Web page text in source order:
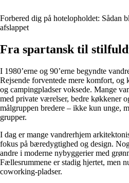
Forbered dig på hotelopholdet: Sådan
afslappet
Fra spartansk til
I 1980’erne og 90’erne begyndte
Rejsende forventede mere komfort,
og campingpladser voksede. Mange
med private værelser, bedre køkkener
målgruppen bredere – ikke kun unge,
grupper.
I dag er mange vandrerhjem
fokus på bæredygtighed og design.
andre i moderne nybyggerier med
Fællesrummene er stadig hjertet, men
coworking-pladser.